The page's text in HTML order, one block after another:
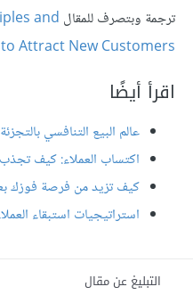
ترجمة وبتصرف للمقال and
Attract New Customers
اقرأ أيضًا
عالم البيع التنافسي
اكتساب العملاء: كيف تجذب
كيف تزيد من فرصة فوزك
استراتيجيات استبقاء
التبليغ عن مقال